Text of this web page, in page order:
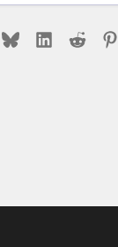
BlueskyLinkedIn
Reddit